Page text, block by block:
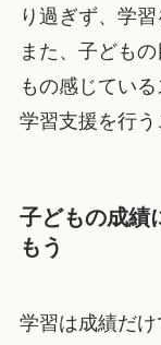
り過ぎず、学
また、子ども
もの感じてい
学習支援を行う
子どもの成績
もう
学習は成績だ